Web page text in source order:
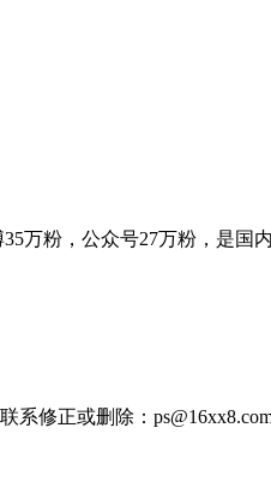
万粉，公众号27万粉，是国
修正或删除：